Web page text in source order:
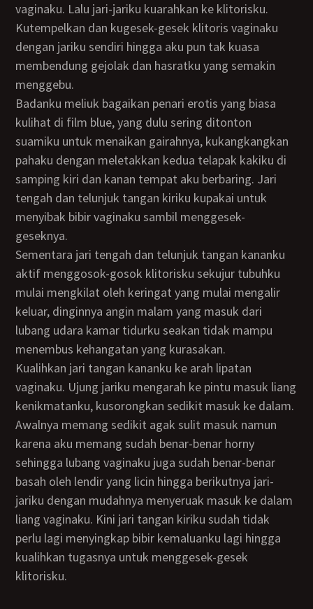
vaginaku. Lalu jari-jariku kuarahkan ke klitorisku.
Kutempelkan dan kugesek-gesek klitoris vaginaku
dengan jariku sendiri hingga aku pun tak kuasa
membendung gejolak dan hasratku yang semakin
menggebu.
Badanku meliuk bagaikan penari erotis yang biasa
kulihat di film blue, yang dulu sering ditonton
suamiku untuk menaikan gairahnya, kukangkangkan
pahaku dengan meletakkan kedua telapak kakiku di
samping kiri dan kanan tempat aku berbaring. Jari
tengah dan telunjuk tangan kiriku kupakai untuk
menyibak bibir vaginaku sambil menggesek-
geseknya.
Sementara jari tengah dan telunjuk tangan kananku
aktif menggosok-gosok klitorisku sekujur tubuhku
mulai mengkilat oleh keringat yang mulai mengalir
keluar, dinginnya angin malam yang masuk dari
lubang udara kamar tidurku seakan tidak mampu
menembus kehangatan yang kurasakan.
Kualihkan jari tangan kananku ke arah lipatan
vaginaku. Ujung jariku mengarah ke pintu masuk liang
kenikmatanku, kusorongkan sedikit masuk ke dalam.
Awalnya memang sedikit agak sulit masuk namun
karena aku memang sudah benar-benar horny
sehingga lubang vaginaku juga sudah benar-benar
basah oleh lendir yang licin hingga berikutnya jari-
jariku dengan mudahnya menyeruak masuk ke dalam
liang vaginaku. Kini jari tangan kiriku sudah tidak
perlu lagi menyingkap bibir kemaluanku lagi hingga
kualihkan tugasnya untuk menggesek-gesek
klitorisku.